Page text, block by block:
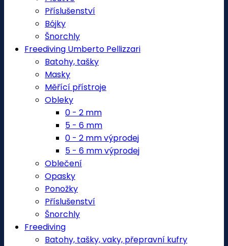
Příslušenství
Bójky
Šnorchly
Freediving Umberto Pellizzari
Batohy, tašky
Masky
Měřící přístroje
Obleky
0 - 2 mm
5 - 6 mm
0 - 2 mm výprodej
5 - 6 mm výprodej
Oblečení
Opasky
Ponožky
Příslušenství
Šnorchly
Freediving
Batohy, tašky, vaky, přepravní kufry